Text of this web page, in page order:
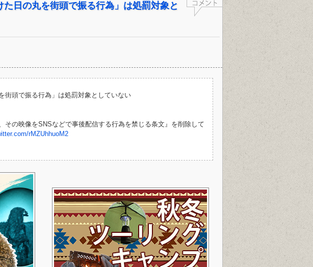
た日の丸を街頭で振る行為」は処罰対象と
街頭で振る行為」は処罰対象としていない
その映像をSNSなどで事後配信する行為を禁じる条文』を削除して
rMZUhhuoM2